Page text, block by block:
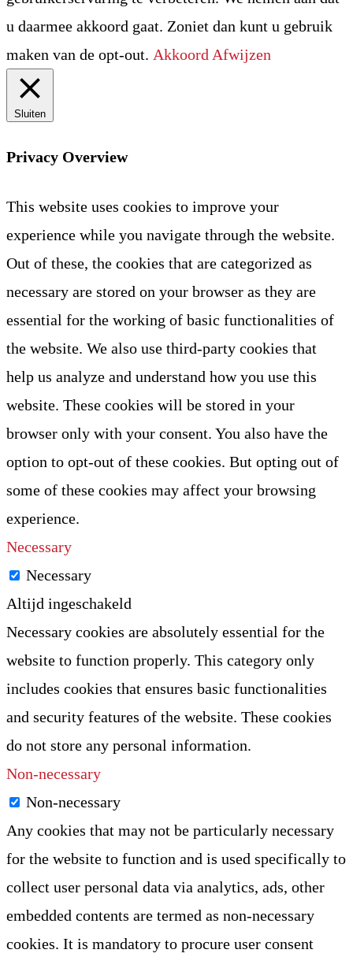
u daarmee akkoord gaat. Zoniet dan kunt u gebruik
maken van de opt-out. Akkoord Afwijzen
Sluiten
Privacy Overview
This website uses cookies to improve your
experience while you navigate through the website.
Out of these, the cookies that are categorized as
necessary are stored on your browser as they are
essential for the working of basic functionalities of
the website. We also use third-party cookies that
help us analyze and understand how you use this
website. These cookies will be stored in your
browser only with your consent. You also have the
option to opt-out of these cookies. But opting out of
some of these cookies may affect your browsing
experience.
Necessary
Necessary
Altijd ingeschakeld
Necessary cookies are absolutely essential for the
website to function properly. This category only
includes cookies that ensures basic functionalities
and security features of the website. These cookies
do not store any personal information.
Non-necessary
Non-necessary
Any cookies that may not be particularly necessary
for the website to function and is used specifically to
collect user personal data via analytics, ads, other
embedded contents are termed as non-necessary
cookies. It is mandatory to procure user consent